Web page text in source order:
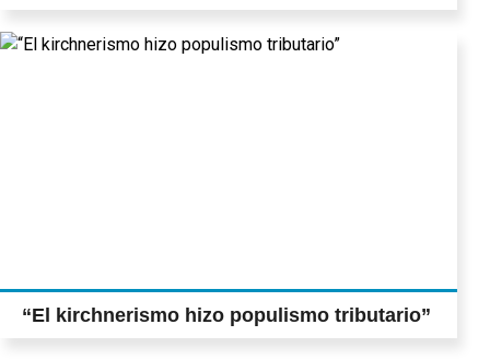
“El kirchnerismo hizo populismo tributario”